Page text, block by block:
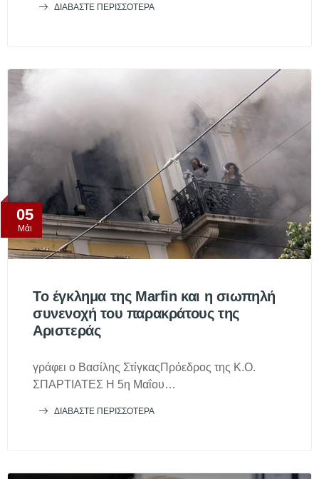
ΔΙΑΒΆΣΤΕ ΠΕΡΙΣΣΌΤΕΡΑ
05
Μάι
Το έγκλημα της Marfin και η σιωπηλή
συνενοχή του παρακράτους της
Αριστεράς
γράφει ο Βασίλης ΣτίγκαςΠρόεδρος της Κ.Ο.
ΣΠΑΡΤΙΑΤΕΣ Η 5η Μαΐου…
ΔΙΑΒΆΣΤΕ ΠΕΡΙΣΣΌΤΕΡΑ